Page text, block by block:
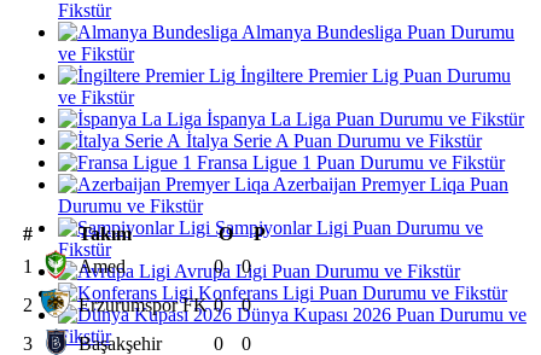
Fikstür
Almanya Bundesliga Puan Durumu
ve Fikstür
İngiltere Premier Lig Puan Durumu
ve Fikstür
İspanya La Liga Puan Durumu ve Fikstür
İtalya Serie A Puan Durumu ve Fikstür
Fransa Ligue 1 Puan Durumu ve Fikstür
Azerbaijan Premyer Liqa Puan
Durumu ve Fikstür
Şampiyonlar Ligi Puan Durumu ve
Fikstür
Avrupa Ligi Puan Durumu ve Fikstür
Konferans Ligi Puan Durumu ve Fikstür
Dünya Kupası 2026 Puan Durumu ve
Fikstür
# Takım O
P
1
Amed 0
0
2
Erzurumspor FK 0
0
3
Başakşehir 0
0